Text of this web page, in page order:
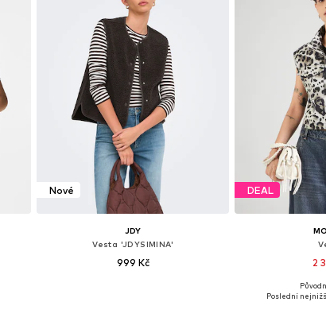
Nové
JDY
Vesta 'JDYSIMINA'
999 Kč
DEAL
2
Dostupné
Poslední